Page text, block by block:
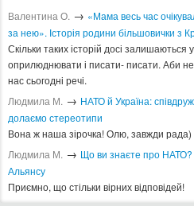
Валентина О. → «Мама весь час
за нею». Історія родини більшовички з
Скільки таких історій досі залишаються
оприлюднювати і писати- писати. Аби не
нас сьогодні речі.
Людмила М. → ​НАТО й Україна:
долаємо стереотипи
Вона ж наша зірочка! Олю, завжди рада)
Людмила М. → Що ви знаєте про НАТО?
Альянсу ​
Приємно, що стільки вірних відповідей!